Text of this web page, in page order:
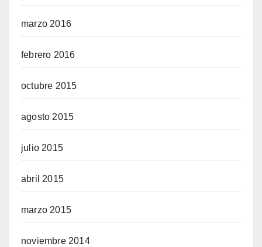
marzo 2016
febrero 2016
octubre 2015
agosto 2015
julio 2015
abril 2015
marzo 2015
noviembre 2014